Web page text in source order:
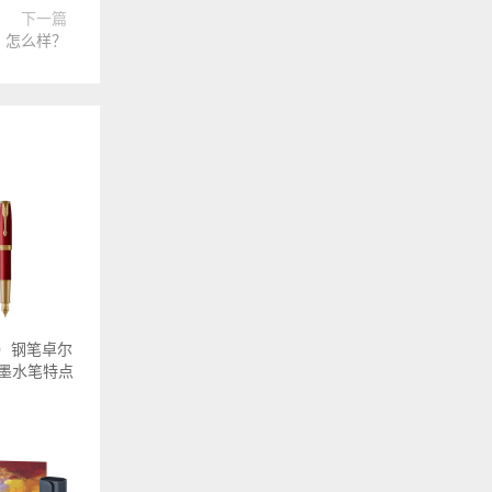
下一篇
么样？
钢笔卓尔
水笔特点